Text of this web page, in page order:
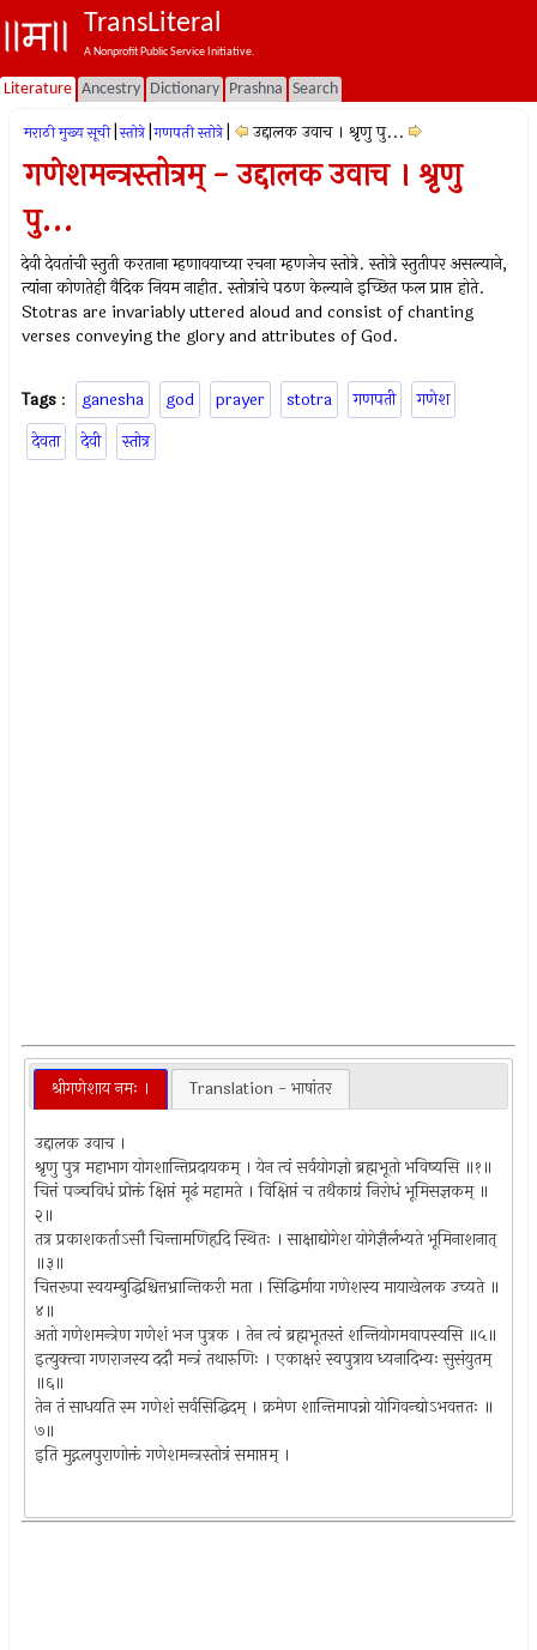
TransLiteral
A Nonprofit Public Service Initiative.
Literature Ancestry Dictionary Prashna Search
मराठी मुख्य सूची स्तोत्रे गणपती स्तोत्रे उद्दालक उवाच । श्रृणु पु...
गणेशमन्त्रस्तोत्रम् - उद्दालक उवाच । श्रृणु
पु...
देवी देवतांची स्तुती करताना म्हणावयाच्या रचना म्हणजेच स्तोत्रे. स्तोत्रे स्तुतीपर असल्याने,
त्यांना कोणतेही वैदिक नियम नाहीत. स्तोत्रांचे पठण केल्याने इच्छित फल प्राप्त होते.
Stotras are invariably uttered aloud and consist of chanting
verses conveying the glory and attributes of God.
Tags : ganesha god prayer stotra गणपती
गणेश
देवता
देवी स्तोत्र
श्रीगणेशाय नमः । Translation - भाषांतर
उद्दालक उवाच ।
श्रृणु पुत्र महाभाग योगशान्तिप्रदायकम् । येन त्वं सर्वयोगज्ञो ब्रह्मभूतो भविष्यसि ॥१॥
चित्तं पञ्चविधं प्रोक्तं क्षिप्तं मूढं महामते । विक्षिप्तं च तथैकाग्रं निरोधं भूमिसज्ञकम् ॥
२॥
तत्र प्रकाशकर्ताऽसौ चिन्तामणिहृदि स्थितः । साक्षाद्योगेश योगेज्ञैर्लभ्यते भूमिनाशनात्
॥३॥
चित्तरूपा स्वयम्बुद्धिश्चित्तभ्रान्तिकरी मता । सिद्धिर्माया गणेशस्य मायाखेलक उच्यते ॥
४॥
अतो गणेशमन्त्रेण गणेशं भज पुत्रक । तेन त्वं ब्रह्मभूतस्तं शन्तियोगमवापस्यसि ॥५॥
इत्युक्त्वा गणराजस्य ददौ मन्त्रं तथारुणिः । एकाक्षरं स्वपुत्राय ध्यनादिभ्यः सुसंयुतम्
॥६॥
तेन तं साधयति स्म गणेशं सर्वसिद्धिदम् । क्रमेण शान्तिमापन्नो योगिवन्द्योऽभवत्ततः ॥
७॥
इति मुद्गलपुराणोक्तं गणेशमन्त्रस्तोत्रं समाप्तम् ।